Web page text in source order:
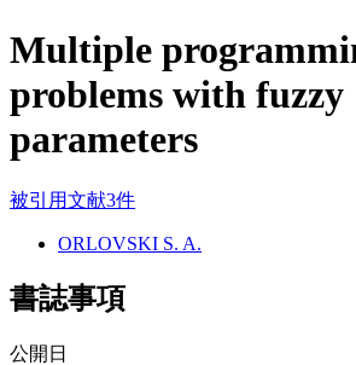
Multiple
problems with fuzzy
parameters
被引用文献3件
ORLOVSKI S. A.
書誌事項
公開日